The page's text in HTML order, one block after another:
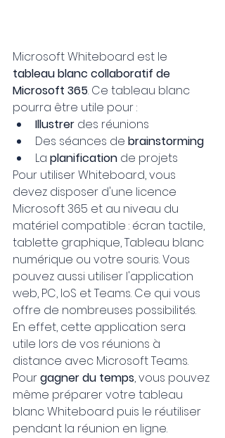
​Microsoft Whiteboard est le
tableau blanc collaboratif de
Microsoft 365. Ce tableau blanc
pourra être utile pour :
Illustrer des réunions
Des séances de brainstorming
La planification de projets
Pour utiliser Whiteboard, vous
devez disposer d'une licence
Microsoft 365 et au niveau du
matériel compatible : écran tactile,
tablette graphique, Tableau blanc
numérique ou votre souris. Vous
pouvez aussi utiliser l'application
web, PC, IoS et Teams. Ce qui vous
offre de nombreuses possibilités.
En effet, cette application sera
utile lors de vos réunions à
distance avec Microsoft Teams.
Pour gagner du temps, vous pouvez
même préparer votre tableau
blanc Whiteboard puis le réutiliser
pendant la réunion en ligne.​